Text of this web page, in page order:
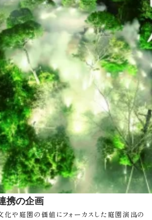
運営会社情報
携の企画
化や庭園の価値にフォーカスした庭園演出の